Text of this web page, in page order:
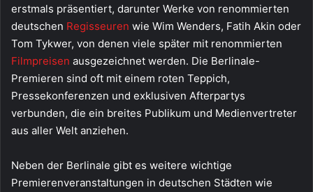
erstmals präsentiert, darunter Werke von renommierten
deutschen Regisseuren wie Wim Wenders, Fatih Akin oder
Tom Tykwer, von denen viele später mit renommierten
Filmpreisen ausgezeichnet werden. Die Berlinale-
Premieren sind oft mit einem roten Teppich,
Pressekonferenzen und exklusiven Afterpartys
verbunden, die ein breites Publikum und Medienvertreter
aus aller Welt anziehen.
Neben der Berlinale gibt es weitere wichtige
Premierenveranstaltungen in deutschen Städten wie